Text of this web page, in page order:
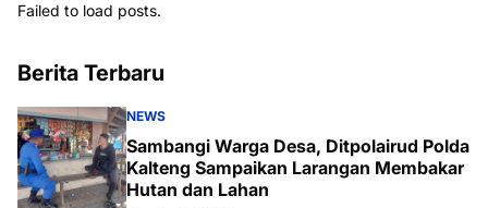
Failed to load posts.
Berita Terbaru
NEWS
Sambangi Warga Desa, Ditpolairud Polda
Kalteng Sampaikan Larangan Membakar
Hutan dan Lahan